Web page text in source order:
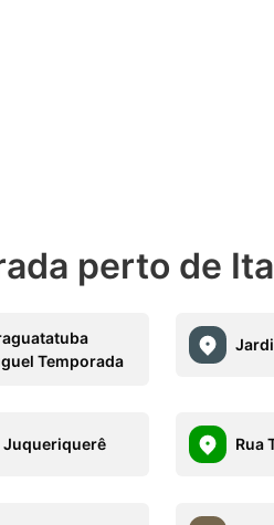
perto de
Temporada
Juqueriquerê Rua